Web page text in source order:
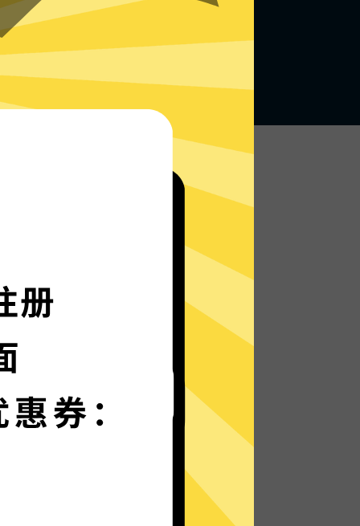
无论何地，无限访问
久加速器的自研发通信协议，使您无论是
路上还是沙发上，都能轻松快速地访问网